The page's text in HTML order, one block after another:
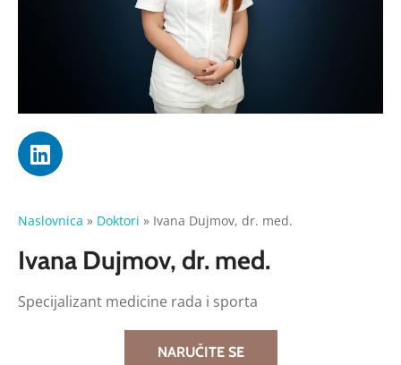
Naslovnica » Doktori » Ivana Dujmov, dr. med.
Ivana Dujmov, dr. med.
Specijalizant medicine rada i sporta
NARUČITE SE